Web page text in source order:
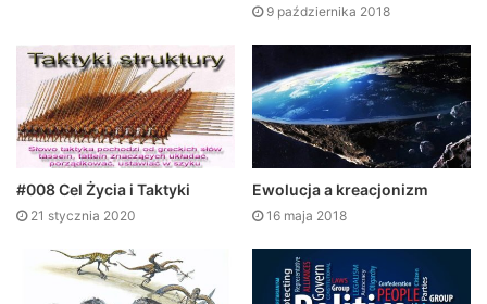
9 października 2018
#008 Cel Życia i Taktyki
21 stycznia 2020
Ewolucja a kreacjonizm
16 maja 2018